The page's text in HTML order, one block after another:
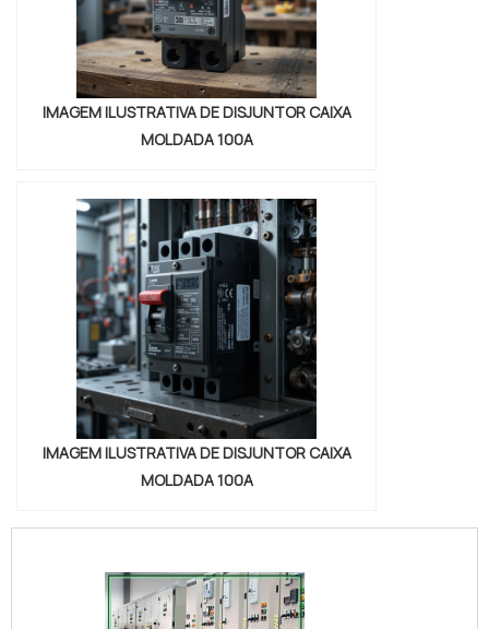
IMAGEM ILUSTRATIVA DE DISJUNTOR CAIXA
MOLDADA 100A
IMAGEM ILUSTRATIVA DE DISJUNTOR CAIXA
MOLDADA 100A